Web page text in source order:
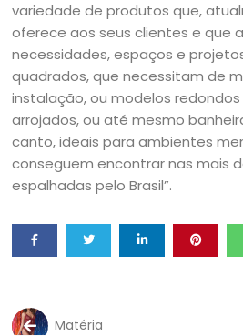
variedade de produtos que,
oferece aos seus clientes e que
necessidades, espaços e
quadrados, que necessitam de
instalação, ou modelos
arrojados, ou até mesmo
canto, ideais para ambientes
conseguem encontrar nas mais
espalhadas pelo Brasil”.
Matéria